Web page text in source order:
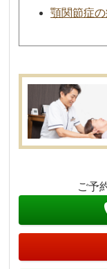
顎関節症の
ご予